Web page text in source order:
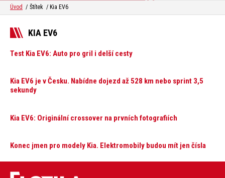
Úvod Štítek Kia EV6
KIA EV6
Test Kia EV6: Auto pro gril i delší cesty
Kia EV6 je v Česku. Nabídne dojezd až 528 km nebo sprint 3,5
sekundy
Kia EV6: Originální crossover na prvních fotografiích
Konec jmen pro modely Kia. Elektromobily budou mít jen čísla